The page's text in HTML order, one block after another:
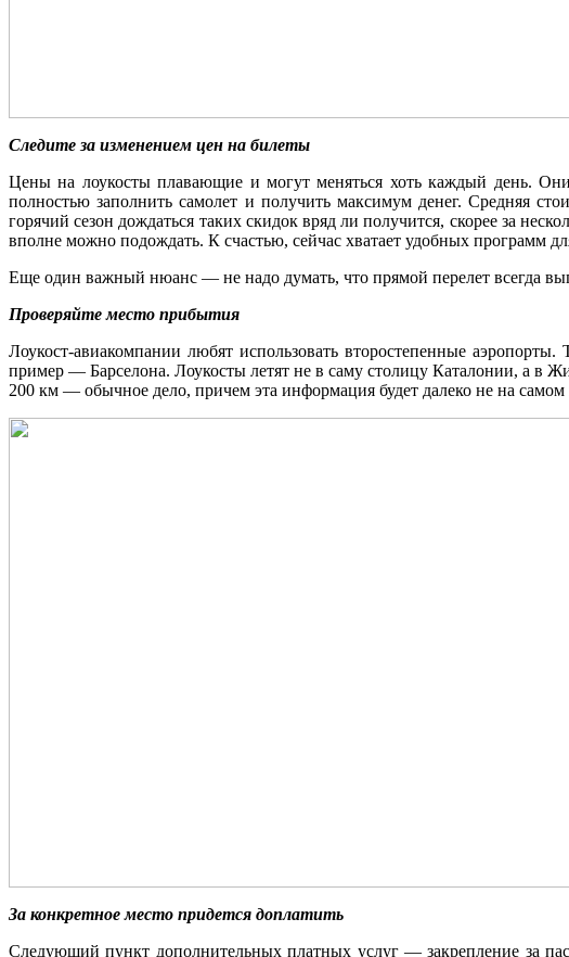
Следите за изменением цен на билеты
Цены на лоукосты плавающие и могут меняться хоть каждый день.
полностью заполнить самолет и получить максимум денег. Средняя
горячий сезон дождаться таких скидок вряд ли получится, скорее за
вполне можно подождать. К счастью, сейчас хватает удобных программ
Еще один важный нюанс — не надо думать, что прямой перелет всегда
Проверяйте место прибытия
Лоукост-авиакомпании любят использовать второстепенные
пример — Барселона. Лоукосты летят не в саму столицу Каталонии, а в
200 км — обычное дело, причем эта информация будет далеко не на самом
За конкретное место придется доплатить
Следующий пункт дополнительных платных услуг — закрепление за